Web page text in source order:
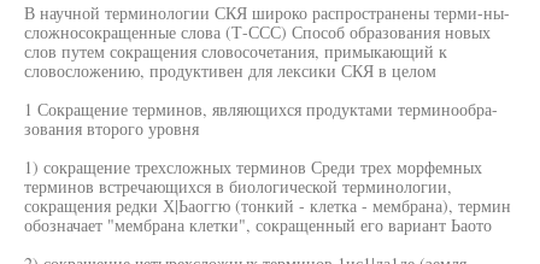
В научной терминологии СКЯ широко распространены терми-ны-
сложносокращенные слова (Т-ССС) Способ образования новых
слов путем сокращения словосочетания, примыкающий к
словосложению, продуктивен для лексики СКЯ в целом
1 Сокращение терминов, являющихся продуктами терминообра-
зования второго уровня
1) сокращение трехсложных терминов Среди трех морфемных
терминов встречающихся в биологической терминологии,
сокращения редки Х|Ьаоггю (тонкий - клетка - мембрана), термин
обозначает "мембрана клетки", сокращенный его вариант Ьаото